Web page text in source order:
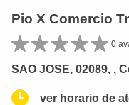
Pio X Comercio
0
SAO JOSE, 02089, ,
ver horario de